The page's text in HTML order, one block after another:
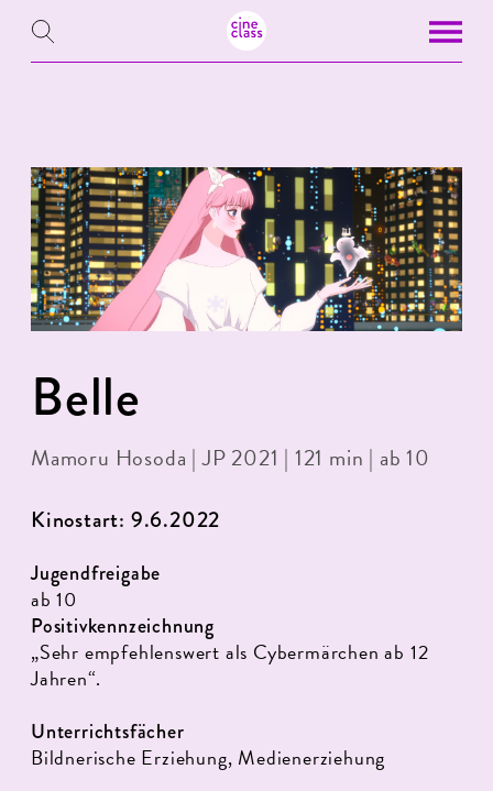
Belle
Mamoru Hosoda | JP 2021 | 121 min | ab 10
Kinostart: 9.6.2022
Jugendfreigabe
ab 10
Positivkennzeichnung
„Sehr empfehlenswert als Cybermärchen ab 12
Jahren“.
Unterrichtsfächer
Bildnerische Erziehung, Medienerziehung